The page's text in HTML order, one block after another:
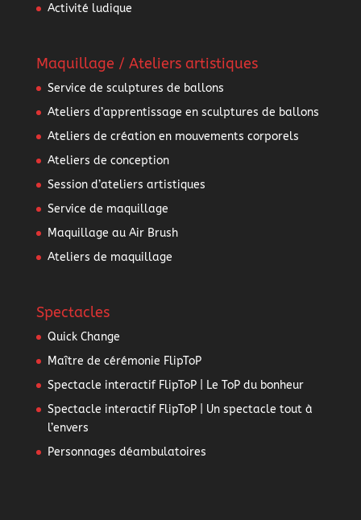
Activité ludique
Maquillage / Ateliers artistiques
Service de sculptures de ballons
Ateliers d’apprentissage en sculptures de ballons
Ateliers de création en mouvements corporels
Ateliers de conception
Session d’ateliers artistiques
Service de maquillage
Maquillage au Air Brush
Ateliers de maquillage
Spectacles
Quick Change
Maître de cérémonie FlipToP
Spectacle interactif FlipToP | Le ToP du bonheur
Spectacle interactif FlipToP | Un spectacle tout à
l’envers
Personnages déambulatoires